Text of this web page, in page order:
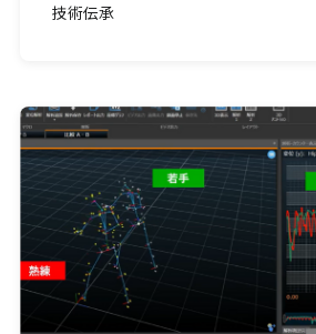
技術伝承